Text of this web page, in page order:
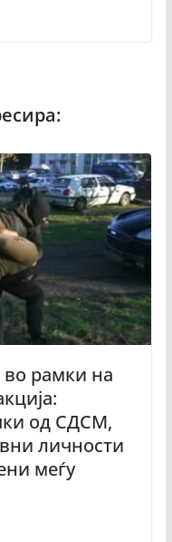
во рамки на
од СДСМ,
личности
меѓу